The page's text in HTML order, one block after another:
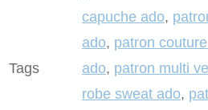
Tags
capuche ado,
ado, patron
ado, patron multi
robe sweat ado,